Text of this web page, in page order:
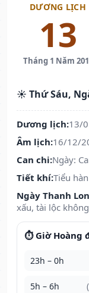
DƯƠNG LỊCH
13
Tháng 1 Năm
☀️ Thứ Sáu,
Dương lịch:13/
Âm lịch:16/12/
Can chi:Ngày:
Tiết khí:Tiểu hàn
Ngày Thanh
xấu, tài lộc
⏱️ Giờ Hoàng
23h – 0h
5h – 6h